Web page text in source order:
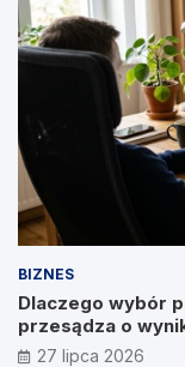
BIZNES
Dlaczego wybór
przesądza o
Prymakowskim,
27 lipca 2026